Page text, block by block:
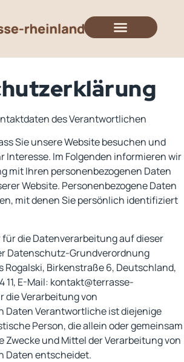
des Verantwortlichen
Sie unsere Website besuchen und
Interesse. Im Folgenden informieren wir
mit Ihren personenbezogenen Daten
Website. Personenbezogene Daten
mit denen Sie persönlich identifiziert
für die Datenverarbeitung auf dieser
Datenschutz-Grundverordnung
Rogalski, Birkenstraße 6, Deutschland,
11, E-Mail: kontakt@terrasse-
die Verarbeitung von
Daten Verantwortliche ist diejenige
Person, die allein oder gemeinsam
Zwecke und Mittel der Verarbeitung von
Daten entscheidet.